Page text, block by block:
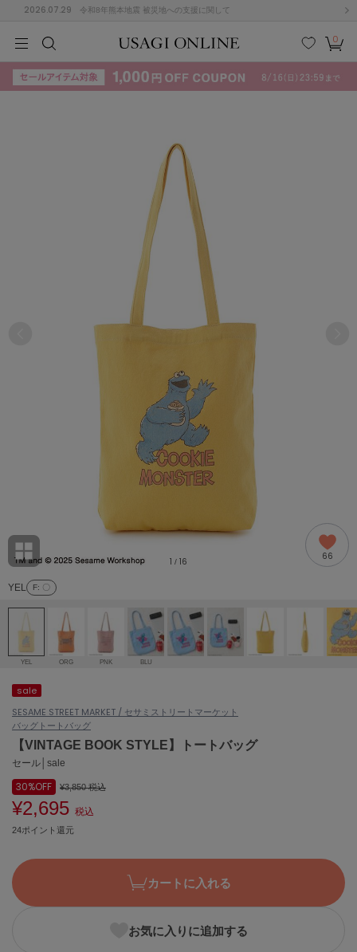
2026.07.29 令和8年熊本地震 被災地への支援に関して
検索
お気
に入
カー
ト
0
KIDSBABYBEAUTYLIFE STYLE
ョン雑貨 (865)
/ランジェリー (127)
ェア (121)
(124)
KIDSBABYBEAUTYLIFE STYLE
G
M N
T U
その
他
アディダス バイ ステラマッカートニー
Ame no chi Hare
アメノチハレ
AMOMMA
アモマ
アニュアンス
ànuke
アンヌーク
ASICS
アシックス
Ballelite
バレリット
バンドリヤー
Barbour
バブアー
YEL F: 〇
1 / 16 66
YEL ORG PNK BLU
sale
SESAME STREET MARKET / セサミストリートマーケット
バッグ トートバッグ
【VINTAGE BOOK STYLE】トートバッグ
セール│sale
30%OFF ¥3,850税込
¥2,695 税込
24ポイント還元
カートに入れる
お気に入りに追加する